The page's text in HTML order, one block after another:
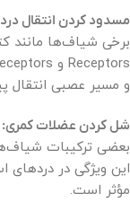
مسدود کردن انتقال
Receptors و NMDA Receptors) در نخاع اثر می‌گذارند
و مسیر عصبی انتقال
شل کردن عضلات کمری:
بعضی ترکیبات
این ویژگی در
مؤثر است.